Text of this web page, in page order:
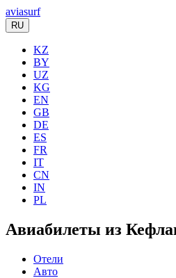
aviasurf
RU
KZ
BY
UZ
KG
EN
GB
DE
ES
FR
IT
CN
IN
PL
Авиабилеты из
Отели
Авто